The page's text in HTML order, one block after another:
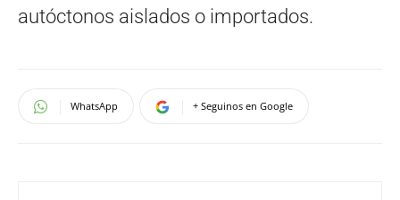
autóctonos aislados o importados.
WhatsApp + Seguinos en Google